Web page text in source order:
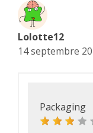
Lolotte12
14 septembre
Packaging